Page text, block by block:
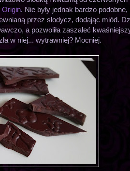
Origin. Nie były jednak bardzo podobne,
przez słodycz, dodając miód.
a pozwoliła zaszaleć
w niej... wytrawniej? Mocniej.